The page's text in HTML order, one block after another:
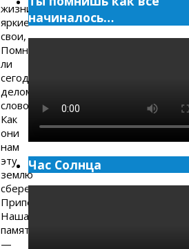
жизни
яркие
свои,
Помним
ли
сегодня
делом,
словом
Как
они
нам
эту
землю
сберегли.
Припев:
Наша
память
—
начиналось…
Час Солнца